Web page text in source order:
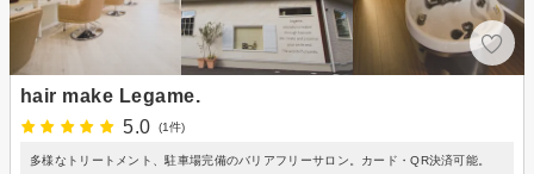
hair make Legame.
5.0
(1件)
多様なトリートメント、駐車場完備のバリアフリーサロン。カード・QR決済可能。